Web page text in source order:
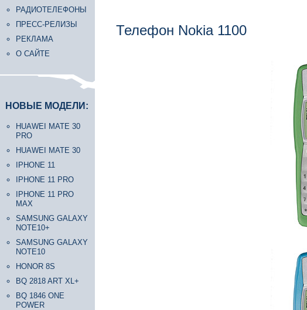
РАДИОТЕЛЕФОНЫ
ПРЕСС-РЕЛИЗЫ
РЕКЛАМА
О САЙТЕ
НОВЫЕ МОДЕЛИ:
HUAWEI MATE 30
PRO
HUAWEI MATE 30
IPHONE 11
IPHONE 11 PRO
IPHONE 11 PRO
MAX
SAMSUNG GALAXY
NOTE10+
SAMSUNG GALAXY
NOTE10
HONOR 8S
BQ 2818 ART XL+
BQ 1846 ONE
POWER
Телефон Nokia 1100